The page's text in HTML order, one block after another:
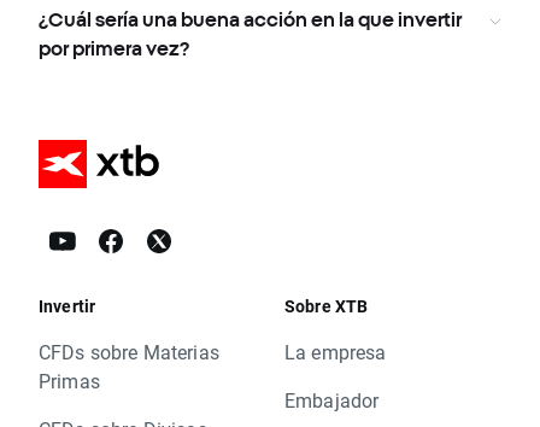
¿Cuál sería una buena acción en la que invertir
por primera vez?
Invertir
CFDs sobre Materias
Primas
Sobre XTB
La empresa
Embajador